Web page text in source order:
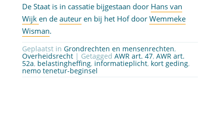
De Staat is in cassatie bijgestaan door Hans van
Wijk en de auteuren bij het Hof door Wemmeke
Wisman.
Geplaatst in Grondrechten en mensenrechten,
Overheidsrecht| Getagged AWR art. 47, AWR art.
52a, belastingheffing, informatieplicht, kort geding,
nemo tenetur-beginsel